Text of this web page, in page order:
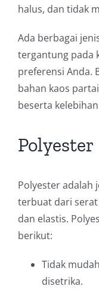
halus, dan tidak
Ada berbagai
tergantung pada
preferensi Anda.
bahan kaos
beserta
Polyester
Polyester adalah
terbuat dari
dan elastis.
berikut:
Tidak
disetrika.